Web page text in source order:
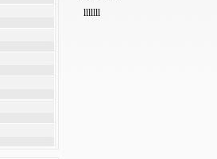
lllllll